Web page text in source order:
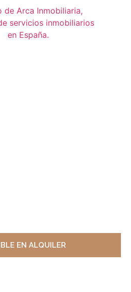
EN ALQUILER